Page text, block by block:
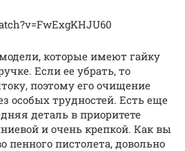
которые имеют гайку
Если ее убрать, то
поэтому его очищение
особых трудностей. Есть еще
деталь в приоритете
и очень крепкой. Как вы
пенного пистолета, довольно